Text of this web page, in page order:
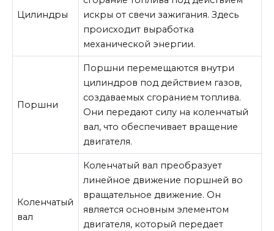
Цилиндры
искры от свечи зажигания. Здесь
происходит выработка
механической энергии.
Поршни
Поршни перемещаются внутри
цилиндров под действием газов,
создаваемых сгоранием топлива.
Они передают силу на коленчатый
вал, что обеспечивает вращение
двигателя.
Коленчатый
вал
Коленчатый вал преобразует
линейное движение поршней во
вращательное движение. Он
является основным элементом
двигателя, который передает